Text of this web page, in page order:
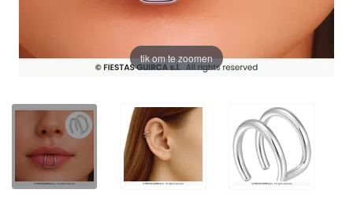
tik om te zoomen